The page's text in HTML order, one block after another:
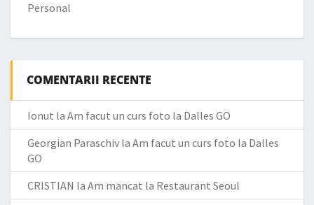
Personal
COMENTARII RECENTE
Ionut la Am facut un curs foto la Dalles GO
Georgian Paraschiv la Am facut un curs foto la Dalles
GO
CRISTIAN la Am mancat la Restaurant Seoul